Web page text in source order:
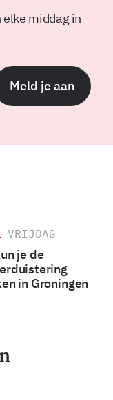
middag in
Meld je aan
VRIJDAG
je de
in Groningen